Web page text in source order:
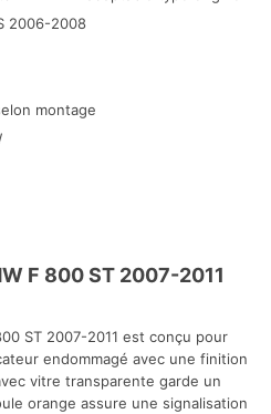
2006-2008
montage
F 800 ST 2007-2011
ST 2007-2011 est conçu pour
endommagé avec une finition
vitre transparente garde un
orange assure une signalisation